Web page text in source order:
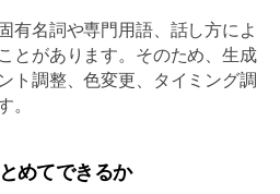
有名詞や専門用語、話し方によ
とがあります。そのため、生成
ト調整、色変更、タイミング調
。
めてできるか